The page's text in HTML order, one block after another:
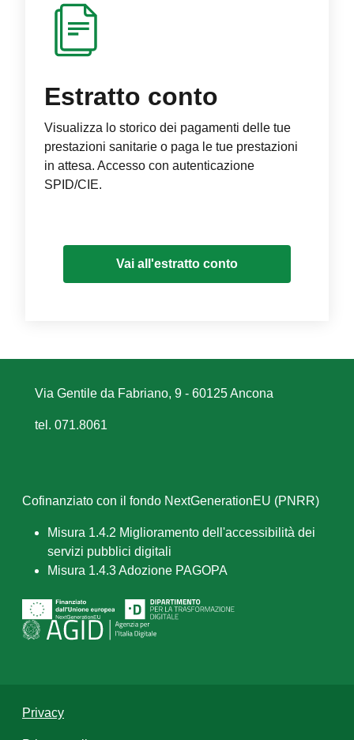
Estratto conto
Visualizza lo storico dei pagamenti delle tue
prestazioni sanitarie o paga le tue prestazioni
in attesa. Accesso con autenticazione
SPID/CIE.
Vai all'estratto conto
Via Gentile da Fabriano, 9 - 60125 Ancona
tel. 071.8061
Cofinanziato con il fondo NextGenerationEU (PNRR)
Misura 1.4.2 Miglioramento dell'accessibilità dei
servizi pubblici digitali
Misura 1.4.3 Adozione PAGOPA
Privacy